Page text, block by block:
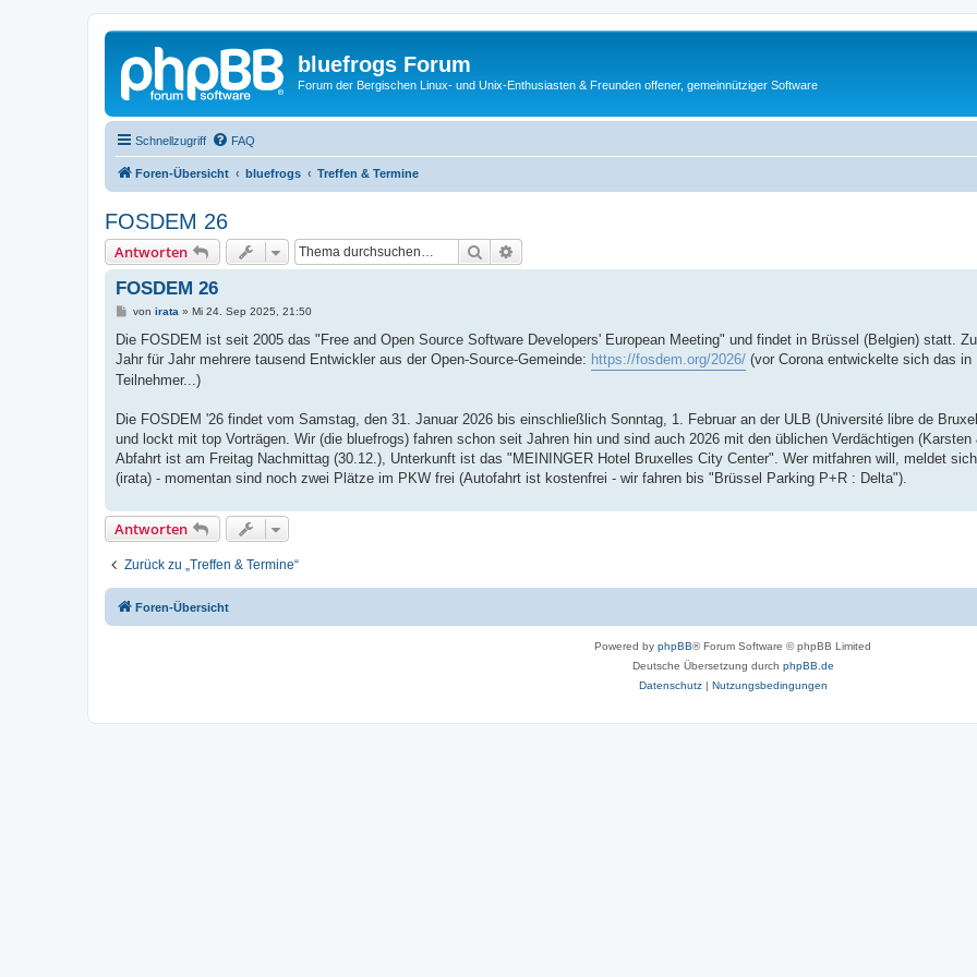
bluefrogs Forum
Forum der Bergischen Linux- und Unix-Enthusiasten & Freunden offener, gemeinnütziger Software
Schnellzugriff FAQ
Foren-Übersicht bluefrogs Treffen & Termine
FOSDEM 26
Antworten Suche
FOSDEM 26
B
i
r
a
g
von irata » Mi 24. Sep 2025, 21:50
Die FOSDEM ist seit 2005 das "Free and Open Source Software Developers' European Meeting" und findet in Brüssel (Belgien) statt.
Jahr für Jahr mehrere tausend Entwickler aus der Open-Source-Gemeinde: https://fosdem.org/2026/ (vor Corona entwickelte sich das in
Teilnehmer...)
Die FOSDEM '26 findet vom Samstag, den 31. Januar 2026 bis einschließlich Sonntag, 1. Februar an der ULB (Université libre de
und lockt mit top Vorträgen. Wir (die bluefrogs) fahren schon seit Jahren hin und sind auch 2026 mit den üblichen Verdächtigen (Karsten
Abfahrt ist am Freitag Nachmittag (30.12.), Unterkunft ist das "MEININGER Hotel Bruxelles City Center". Wer mitfahren will, meldet
(irata) - momentan sind noch zwei Plätze im PKW frei (Autofahrt ist kostenfrei - wir fahren bis "Brüssel Parking P+R : Delta").
Antworten
Zurück zu „Treffen & Termine“
Foren-Übersicht
Powered by phpBB® Forum Software © phpBB Limited
Deutsche Übersetzung durch phpBB.de
Datenschutz| Nutzungsbedingungen